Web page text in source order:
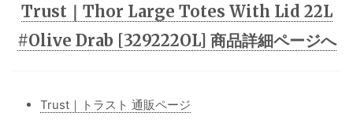
Trust｜Thor Large Totes With Lid 22L
#Olive Drab [329222OL] 商品詳細ページへ
Trust｜トラスト 通販ページ